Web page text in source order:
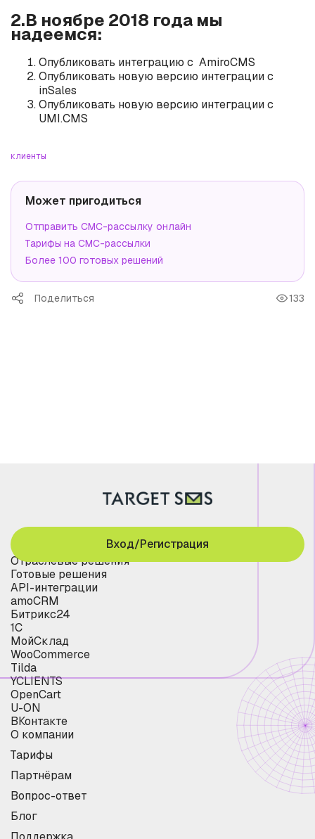
2.В ноябре 2018 года мы
надеемся:
Опубликовать интеграцию с AmiroCMS
Опубликовать новую версию интеграции с
inSales
Опубликовать новую версию интеграции с
UMI.CMS
клиенты
Может пригодиться
Отправить СМС-рассылку онлайн
Тарифы на СМС-рассылки
Более 100 готовых решений
Поделиться 133
Отраслевые решения
Готовые решения
API-интеграции
amoCRM
Битрикс24
1С
МойСклад
WooCommerce
Tilda
YCLIENTS
OpenCart
U-ON
ВКонтакте
О компании
Тарифы
Партнёрам
Вопрос-ответ
Блог
Вход/Регистрация